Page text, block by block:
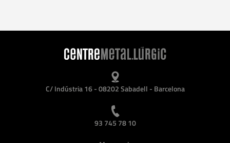
C/ Indústria 16 - 08202 Sabadell - Barcelona
93 745 78 10